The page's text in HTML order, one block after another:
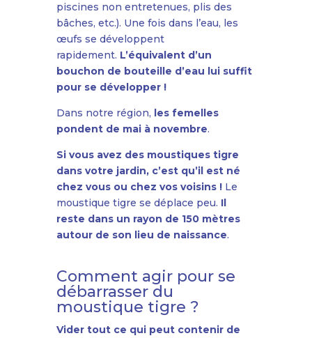
piscines non entretenues, plis des
bâches, etc.). Une fois dans l’eau, les
œufs se développent
rapidement. L’équivalent d’un
bouchon de bouteille d’eau lui suffit
pour se développer !
Dans notre région, les femelles
pondent de mai à novembre.
Si vous avez des moustiques tigre
dans votre jardin, c’est qu’il est né
chez vous ou chez vos voisins ! Le
moustique tigre se déplace peu. Il
reste dans un rayon de 150 mètres
autour de son lieu de naissance.
Comment agir pour se
débarrasser du
moustique tigre ?
Vider tout ce qui peut contenir de